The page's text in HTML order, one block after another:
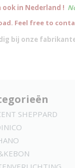
ook in Nederland !
Feel free to
bij onze
SHEPPARD